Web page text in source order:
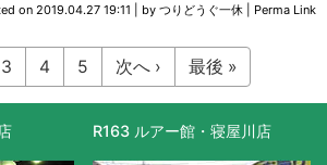
on 2019.04.27 19:11 by つりどうぐ一休 Perma Link
3 4 5 次へ › 最後 »
R163 ルアー館・寝屋川店